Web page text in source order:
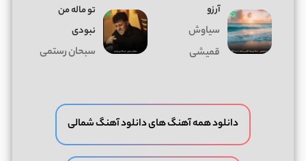
آرزو
سیاوش
قمیشی
تو ماله من
نبودی
سبحان رستمی
دانلود همه آهنگ های دانلود آهنگ شمالی